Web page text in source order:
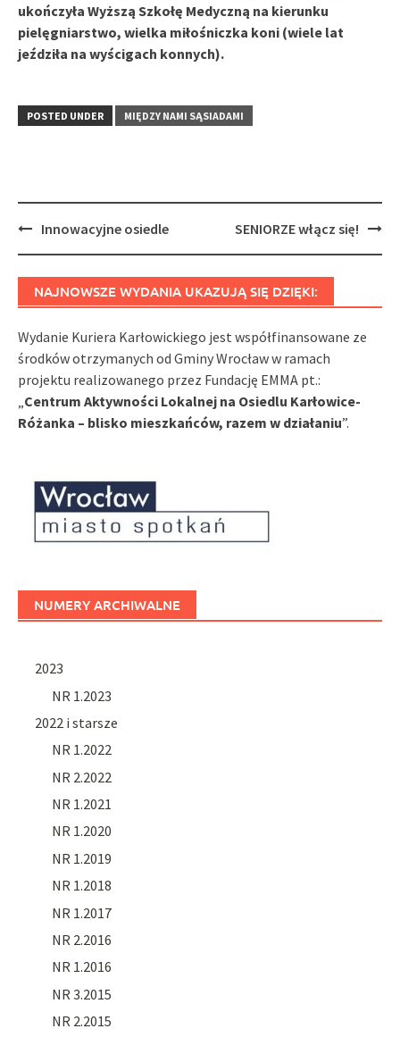
ukończyła Wyższą Szkołę Medyczną na kierunku
pielęgniarstwo, wielka miłośniczka koni (wiele lat
jeździła na wyścigach konnych).
POSTED UNDER MIĘDZY NAMI SĄSIADAMI
PostInnowacyjne osiedle SENIORZE włącz się!
NAJNOWSZE WYDANIA UKAZUJĄ SIĘ DZIĘKI:
Wydanie Kuriera Karłowickiego jest współfinansowane ze
środków otrzymanych od Gminy Wrocław w ramach
projektu realizowanego przez Fundację EMMA pt.:
„Centrum Aktywności Lokalnej na Osiedlu Karłowice-
Różanka – blisko mieszkańców, razem w działaniu”.
NUMERY ARCHIWALNE
2023
NR 1.2023
2022 i starsze
NR 1.2022
NR 2.2022
NR 1.2021
NR 1.2020
NR 1.2019
NR 1.2018
NR 1.2017
NR 2.2016
NR 1.2016
NR 3.2015
NR 2.2015